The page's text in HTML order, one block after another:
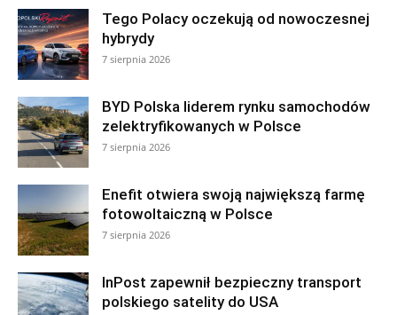
Tego Polacy oczekują od nowoczesnej
hybrydy
7 sierpnia 2026
BYD Polska liderem rynku samochodów
zelektryfikowanych w Polsce
7 sierpnia 2026
Enefit otwiera swoją największą farmę
fotowoltaiczną w Polsce
7 sierpnia 2026
InPost zapewnił bezpieczny transport
polskiego satelity do USA